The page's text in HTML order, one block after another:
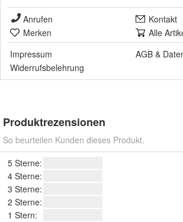
Anrufen
Kontakt
Merken
Alle
Impressum
AGB &
Widerrufsbelehrung
Produktrezensionen
So beurteilen Kunden dieses Produkt.
5 Sterne:
4 Sterne:
3 Sterne:
2 Sterne:
1 Stern: